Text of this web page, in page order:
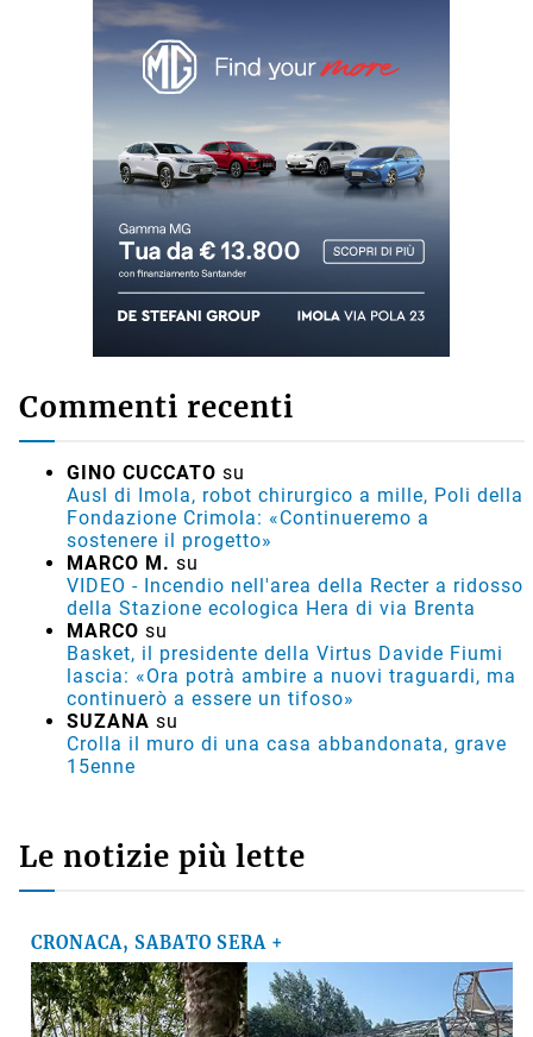
Commenti recenti
GINO CUCCATO su
Ausl di Imola, robot chirurgico a mille, Poli della
Fondazione Crimola: «Continueremo a
sostenere il progetto»
MARCO M. su
VIDEO - Incendio nell'area della Recter a ridosso
della Stazione ecologica Hera di via Brenta
MARCO su
Basket, il presidente della Virtus Davide Fiumi
lascia: «Ora potrà ambire a nuovi traguardi, ma
continuerò a essere un tifoso»
SUZANA su
Crolla il muro di una casa abbandonata, grave
15enne
Le notizie più lette
CRONACA, SABATO SERA +